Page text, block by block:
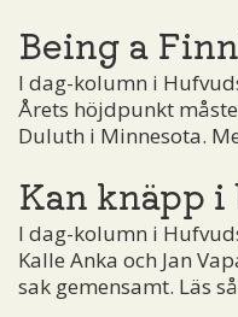
Being a
I dag-kolumn i
Årets höjdpunkt
Duluth i Minnesota.
Kan knäpp i
I dag-kolumn i
Kalle Anka och Jan
sak gemensamt. Läs